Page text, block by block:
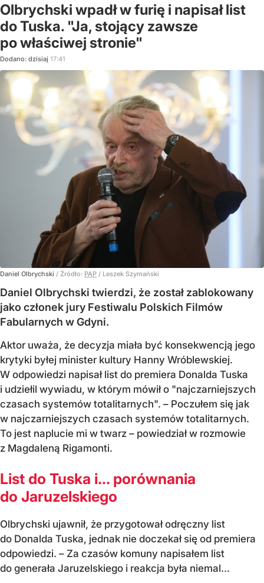
Olbrychski wpadł w furię i napisał list
do Tuska. "Ja, stojący zawsze
po właściwej stronie"
Dodano: dzisiaj 17:41
Daniel Olbrychski / Źródło: PAP / Leszek Szymański
Daniel Olbrychski twierdzi, że został zablokowany
jako członek jury Festiwalu Polskich Filmów
Fabularnych w Gdyni.
Aktor uważa, że decyzja miała być konsekwencją jego
krytyki byłej minister kultury Hanny Wróblewskiej.
W odpowiedzi napisał list do premiera Donalda Tuska
i udziełil wywiadu, w którym mówił o "najczarniejszych
czasach systemów totalitarnych". – Poczułem się jak
w najczarniejszych czasach systemów totalitarnych.
To jest naplucie mi w twarz – powiedział w rozmowie
z Magdaleną Rigamonti.
List do Tuska i… porównania
do Jaruzelskiego
Olbrychski ujawnił, że przygotował odręczny list
do Donalda Tuska, jednak nie doczekał się od premiera
odpowiedzi. – Za czasów komuny napisałem list
do generała Jaruzelskiego i reakcja była niemal...